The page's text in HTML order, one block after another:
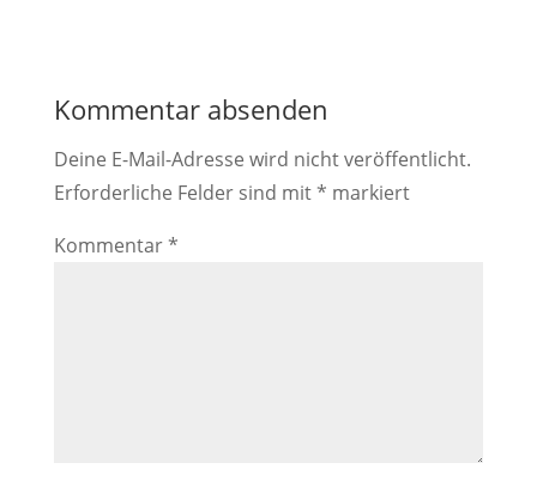
Kommentar absenden
Deine E-Mail-Adresse wird nicht veröffentlicht.
Erforderliche Felder sind mit* markiert
Kommentar*